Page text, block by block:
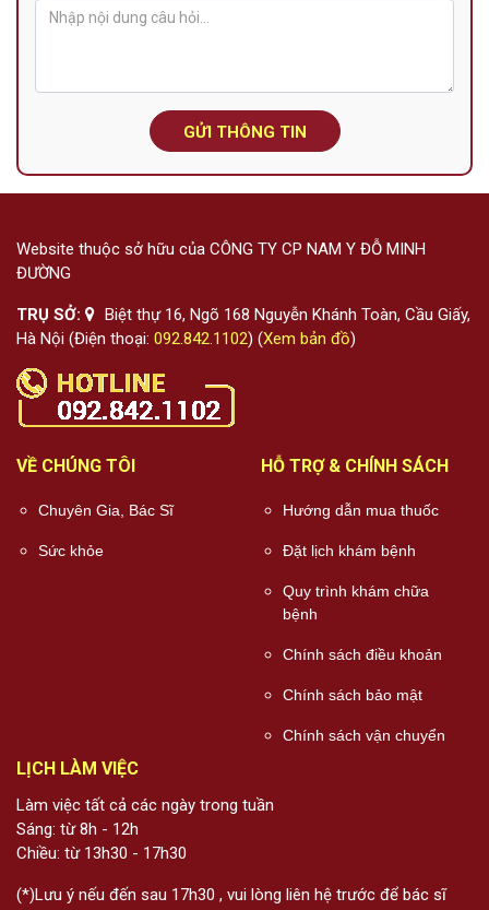
GỬI THÔNG TIN
Website thuộc sở hữu của CÔNG TY CP NAM Y ĐỖ MINH
ĐƯỜNG
TRỤ SỞ:
Biệt thự 16, Ngõ 168 Nguyễn Khánh Toàn, Cầu Giấy,
Hà Nội (Điện thoại: 092.842.1102) (Xem bản đồ)
VỀ CHÚNG TÔI
Chuyên Gia, Bác Sĩ
Sức khỏe
HỖ TRỢ & CHÍNH SÁCH
Hướng dẫn mua thuốc
Đặt lịch khám bệnh
Quy trình khám chữa
bệnh
Chính sách điều khoản
Chính sách bảo mật
Chính sách vận chuyển
LỊCH LÀM VIỆC
Làm việc tất cả các ngày trong tuần
Sáng: từ 8h - 12h
Chiều: từ 13h30 - 17h30
(*)Lưu ý nếu đến sau 17h30 , vui lòng liên hệ trước để bác sĩ